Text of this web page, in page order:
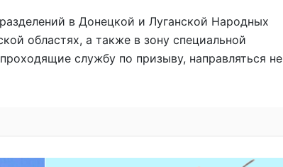
в Донецкой и Луганской Народных
областях, а также в зону специальной
службу по призыву, направляться не